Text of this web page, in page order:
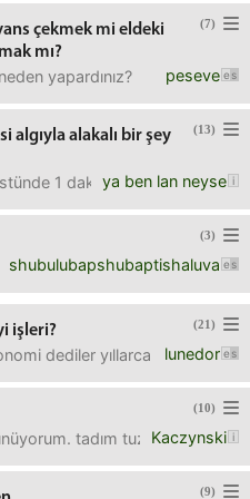
(7)
çekmek mi eldeki
mı?
peseve
yapardınız?
(13)
algıyla alakalı bir şey
ya ben lan neyse
1 dakika 1 saat, güzel bir
(3)
shubulubapshubaptishaluva
daha önce de yapmıştım
(21)
işleri?
lunedor
dediler yıllarca bak böyle
(10)
Kaczynski
tadım tuzum yok hiç
(9)